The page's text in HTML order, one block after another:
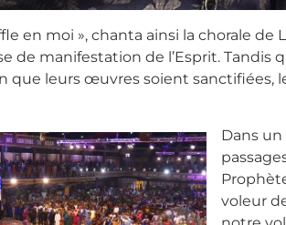
en moi », chanta ainsi la chorale de
de manifestation de l’Esprit.
que leurs œuvres soient sanctifiées,
Dans un
voleur